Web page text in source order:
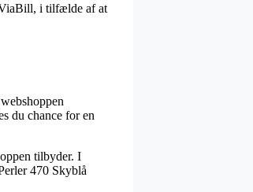
ViaBill, i tilfælde af at
du chance for en
tilbyder. I
470 Skyblå